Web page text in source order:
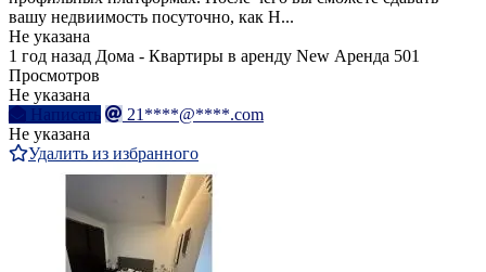
вашу недвиимость посуточно, как H...
Не указана
1 год назад Дома - Квартиры в аренду New Аренда 501
Просмотров
Не указана
Написать
21****@****.com
Не указана
Удалить из избранного